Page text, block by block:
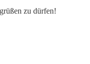
zu dürfen!